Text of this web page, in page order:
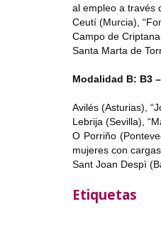
al empleo a través
Ceutí (Murcia),
Campo de
Santa Marta de
Modalidad B: B3
Avilés (Asturias),
Lebrija (Sevilla),
O Porriño
mujeres con
Sant Joan Despì
Etiquetas